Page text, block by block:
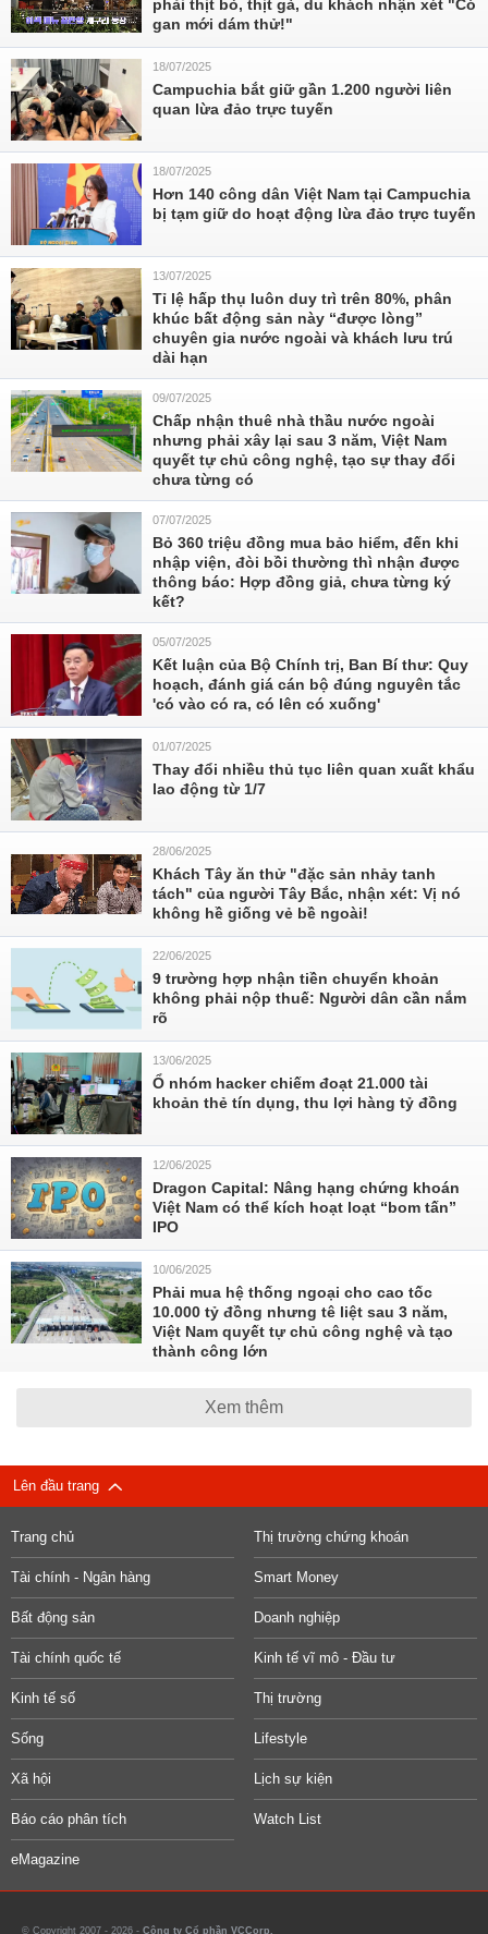
phải thịt bò, thịt gà, du khách nhận xét "Có
gan mới dám thử!"
18/07/2025
Campuchia bắt giữ gần 1.200 người liên
quan lừa đảo trực tuyến
18/07/2025
Hơn 140 công dân Việt Nam tại Campuchia
bị tạm giữ do hoạt động lừa đảo trực tuyến
13/07/2025
Tỉ lệ hấp thụ luôn duy trì trên 80%, phân
khúc bất động sản này “được lòng”
chuyên gia nước ngoài và khách lưu trú
dài hạn
09/07/2025
Chấp nhận thuê nhà thầu nước ngoài
nhưng phải xây lại sau 3 năm, Việt Nam
quyết tự chủ công nghệ, tạo sự thay đổi
chưa từng có
07/07/2025
Bỏ 360 triệu đồng mua bảo hiểm, đến khi
nhập viện, đòi bồi thường thì nhận được
thông báo: Hợp đồng giả, chưa từng ký
kết?
05/07/2025
Kết luận của Bộ Chính trị, Ban Bí thư: Quy
hoạch, đánh giá cán bộ đúng nguyên tắc
'có vào có ra, có lên có xuống'
01/07/2025
Thay đổi nhiều thủ tục liên quan xuất khẩu
lao động từ 1/7
28/06/2025
Khách Tây ăn thử "đặc sản nhảy tanh
tách" của người Tây Bắc, nhận xét: Vị nó
không hề giống vẻ bề ngoài!
22/06/2025
9 trường hợp nhận tiền chuyển khoản
không phải nộp thuế: Người dân cần nắm
rõ
13/06/2025
Ổ nhóm hacker chiếm đoạt 21.000 tài
khoản thẻ tín dụng, thu lợi hàng tỷ đồng
12/06/2025
Dragon Capital: Nâng hạng chứng khoán
Việt Nam có thể kích hoạt loạt “bom tấn”
IPO
10/06/2025
Phải mua hệ thống ngoại cho cao tốc
10.000 tỷ đồng nhưng tê liệt sau 3 năm,
Việt Nam quyết tự chủ công nghệ và tạo
thành công lớn
Xem thêm
Lên đầu trang
Trang chủ Thị trường chứng khoán
Tài chính - Ngân hàng Smart Money
Bất động sản Doanh nghiệp
Tài chính quốc tế Kinh tế vĩ mô - Đầu tư
Kinh tế số Thị trường
Sống Lifestyle
Xã hội Lịch sự kiện
Báo cáo phân tích Watch List
eMagazine
© Copyright 2007 - 2026 - Công ty Cổ phần VCCorp.